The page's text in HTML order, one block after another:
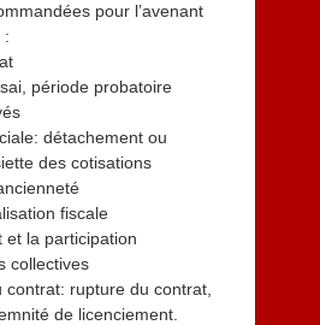
pour l’avenant
:
période probatoire
détachement ou
des cotisations
fiscale
et la participation
collectives
contrat: rupture du contrat,
de licenciement.